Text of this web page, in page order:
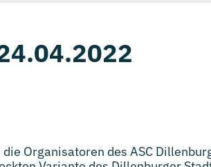
Organisatoren des ASC